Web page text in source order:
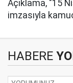
Açıklama, "15
imzasıyla
HABERE